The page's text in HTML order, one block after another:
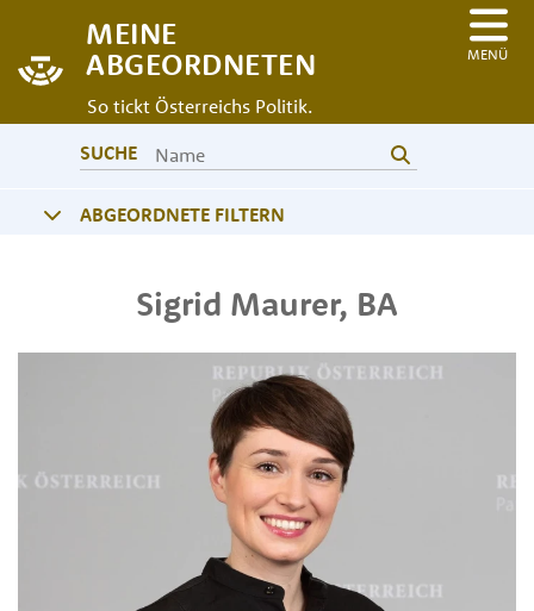
MEINE
ABGEORDNETEN
So tickt Österreichs Politik.
MENÜ
SUCHE
ABGEORDNETE FILTERN
Sigrid Maurer, BA